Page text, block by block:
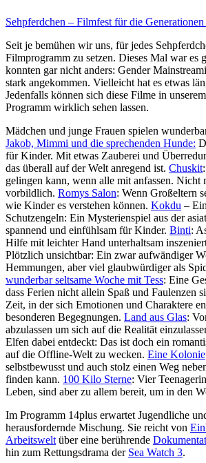
Sehpferdchen – Filmfest für die
Seit je bemühen wir uns, für jedes
Filmprogramm zu setzen. Dieses Mal war es
konnten gar nicht anders: Gender
stark angekommen. Vielleicht hat es etwas
Jedenfalls können sich diese Filme in
Programm wirklich sehen lassen.
Mädchen und junge Frauen spielen
Jakob, Mimmi und die sprechenden Hunde:
für Kinder. Mit etwas Zauberei und
das überall auf der Welt anregend ist. Chuskit
gelingen kann, wenn alle mit anfassen. Nicht
vorbildlich. Romys Salon: Wenn Großeltern
wie Kinder es verstehen können. Kokdu –
Schutzengeln: Ein Mysterienspiel aus der
spannend und einfühlsam für Kinder. Binti:
Hilfe mit leichter Hand unterhaltsam
Plötzlich unsichtbar: Ein zwar aufwändiger
Hemmungen, aber viel glaubwürdiger als
wunderbar seltsame Woche mit Tess: Eine
dass Ferien nicht allein Spaß und Faulenzen
Zeit, in der sich Emotionen und Charaktere
besonderen Begegnungen. Land aus Glas:
abzulassen um sich auf die Realität
Elfen dabei entdeckt: Das ist doch ein
auf die Offline-Welt zu wecken. Eine Kolonie
selbstbewusst und auch stolz einen Weg
finden kann. 100 Kilo Sterne: Vier
Leben, sind aber zu allem bereit, um in den
Im Programm 14plus erwartet Jugendliche
herausfordernde Mischung. Sie reicht von
Arbeitswelt über eine berührende
hin zum Rettungsdrama der Sea Watch 3.